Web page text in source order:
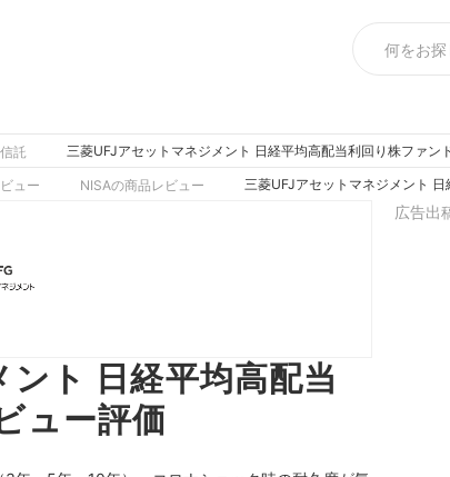
託 三菱UFJアセットマネジメント 日経平均高配当利回り株ファン
ュー NISAの商品レビュー 三菱UFJアセットマネジメント
ト 日経平均高配当
ュー評価
広告出